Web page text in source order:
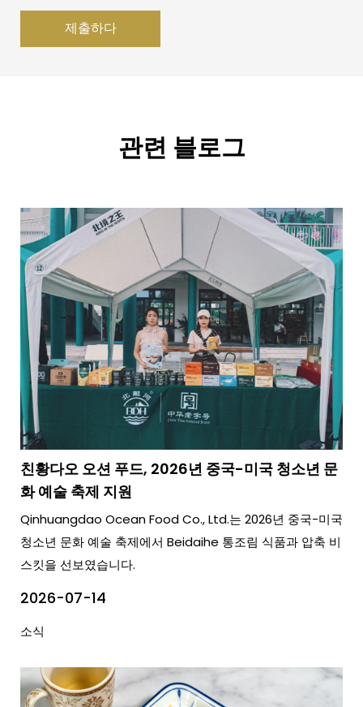
제출하다
관련 블로그
친황다오 오션 푸드, 2026년 중국-미국 청소년 문
화 예술 축제 지원
Qinhuangdao Ocean Food Co., Ltd.는 2026년 중국-미국
청소년 문화 예술 축제에서 Beidaihe 통조림 식품과 압축 비
스킷을 선보였습니다.
2026-07-14
소식